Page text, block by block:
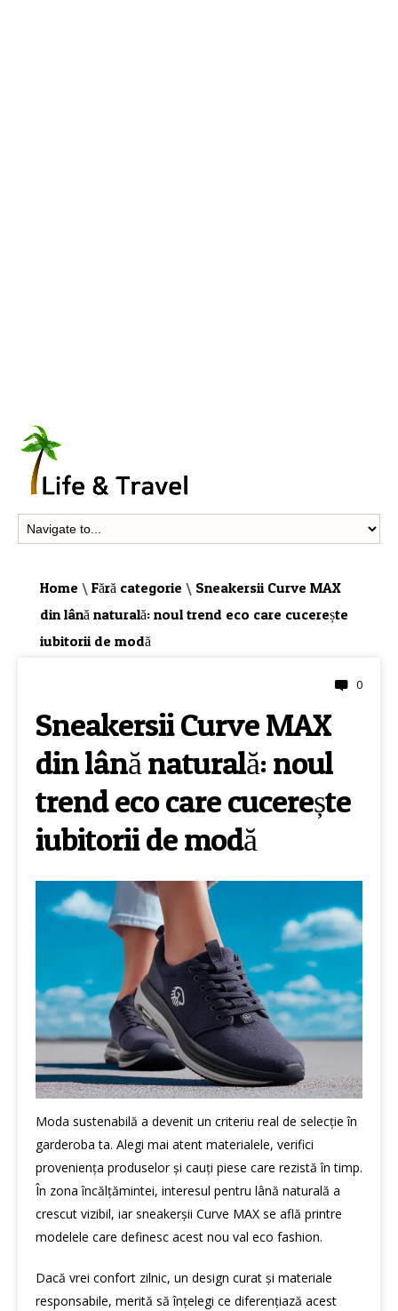
Home \ Fără categorie \ Sneakersii Curve MAX
din lână naturală: noul trend eco care cucerește
iubitorii de modă
0
Sneakersii Curve MAX
din lână naturală: noul
trend eco care cucerește
iubitorii de modă
Moda sustenabilă a devenit un criteriu real de selecție în
garderoba ta. Alegi mai atent materialele, verifici
proveniența produselor și cauți piese care rezistă în timp.
În zona încălțămintei, interesul pentru lână naturală a
crescut vizibil, iar sneakerșii Curve MAX se află printre
modelele care definesc acest nou val eco fashion.
Dacă vrei confort zilnic, un design curat și materiale
responsabile, merită să înțelegi ce diferențiază acest